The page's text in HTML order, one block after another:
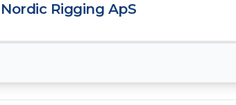
Nordic Rigging ApS